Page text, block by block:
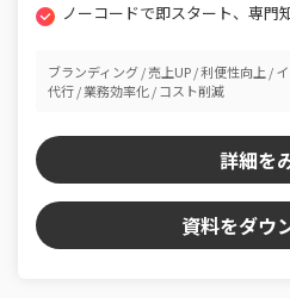
ノーコードで即スタート、専門
ブランディング 売上UP 利便性向上
代行 業務効率化 コスト削減
詳細を
資料をダウ